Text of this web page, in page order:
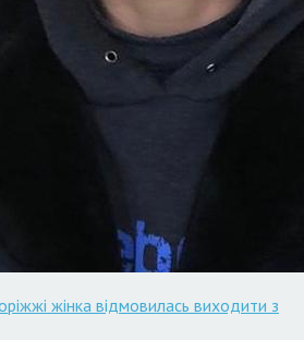
жінка відмовилась виходити з